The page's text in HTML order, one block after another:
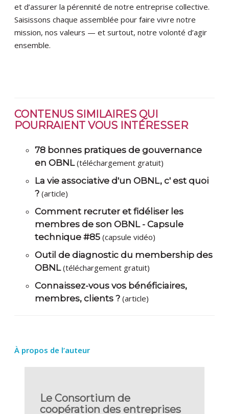
et d’assurer la pérennité de notre entreprise collective.
Saisissons chaque assemblée pour faire vivre notre
mission, nos valeurs — et surtout, notre volonté d’agir
ensemble.
CONTENUS SIMILAIRES QUI
POURRAIENT VOUS INTÉRESSER
78 bonnes pratiques de gouvernance
en OBNL(téléchargement gratuit)
La vie associative d'un OBNL, c' est quoi
? (article)
Comment recruter et fidéliser les
membres de son OBNL - Capsule
technique #85 (capsule vidéo)
Outil de diagnostic du membership des
OBNL(téléchargement gratuit)
Connaissez-vous vos bénéficiaires,
membres, clients ? (article)
À propos de l’auteur
Le Consortium de
coopération des entreprises